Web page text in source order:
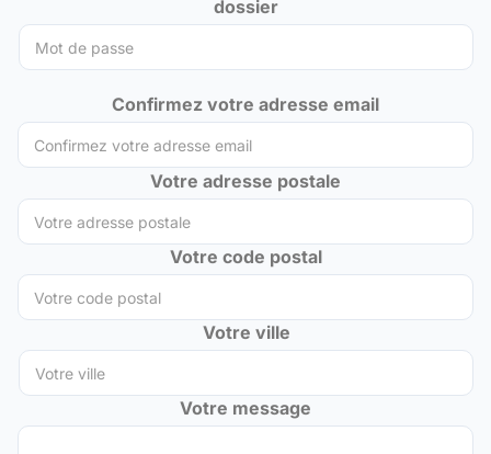
dossier
Confirmez votre adresse email
Votre adresse postale
Votre code postal
Votre ville
Votre message